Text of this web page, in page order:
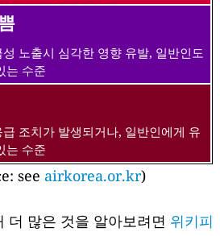
노출시 심각한 영향 유발, 일반인도
는 수준
조치가 발생되거나, 일반인에게 유
는 수준
see airkorea.or.kr)
더 많은 것을 알아보려면 위키피